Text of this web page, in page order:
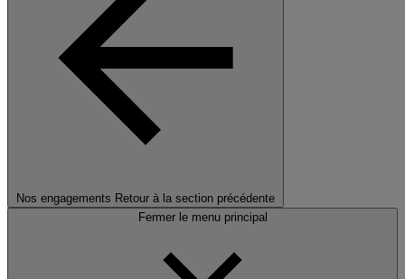
Nos engagements Retour à la section précédente
Fermer le menu principal